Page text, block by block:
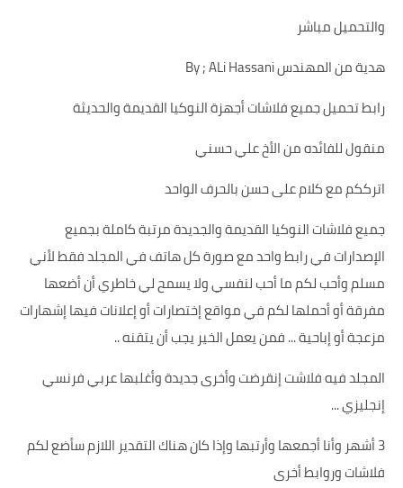
والتحميل مباشر
هدية من المهندس By ; ALi Hassani
رابط تحميل جميع فلاشات أجهزة النوكيا القديمة والحديثة
منقول للفائده من الأخ علي حسني
اترككم مع كلام على حسن بالحرف الواحد
جميع فلاشات النوكيا القديمة والجديدة مرتبة كاملة بجميع
الإصدارات في رابط واحد مع صورة كل هاتف في المجلد فقط لأني
مسلم وأحب لكم ما أحب لنفسي ولا يسمح لي خاطري أن أضعها
مفرقة أو أحملها لكم في مواقع إختصارات أو إعلانات فيها إشهارات
مزعجة أو إباحية ... فمن يعمل الخير يجب أن يتقنه ..
المجلد فيه فلاشت إنقرضت وأخرى جديدة وأغلبها عربي فرنسي
إنجليزي ...
3 أشهر وأنا أجمعها وأرتبها وإذا كان هناك التقدير اللازم سأضع لكم
فلاشات وروابط أخرى